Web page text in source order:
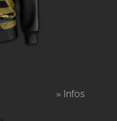
» Infos